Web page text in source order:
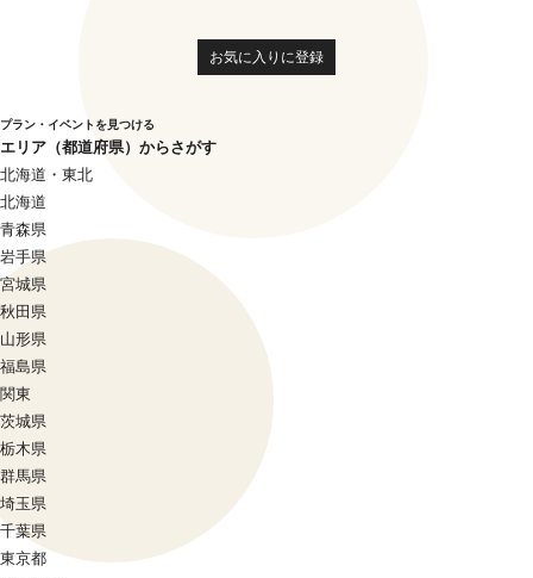
お気に入りに登録
プラン・イベントを見つける
エリア（都道府県）からさがす
北海道・東北
北海道
青森県
岩手県
宮城県
秋田県
山形県
福島県
関東
茨城県
栃木県
群馬県
埼玉県
千葉県
東京都